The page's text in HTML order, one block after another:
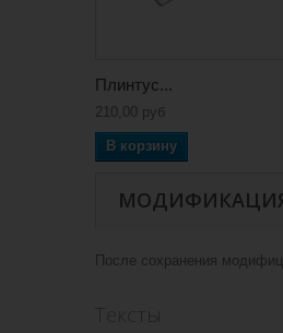
Плинтус...
210,00 руб
В корзину
После сохранения